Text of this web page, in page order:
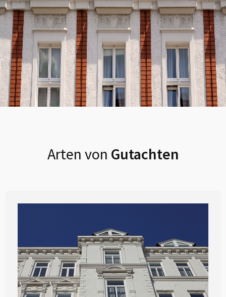
Arten von Gutachten